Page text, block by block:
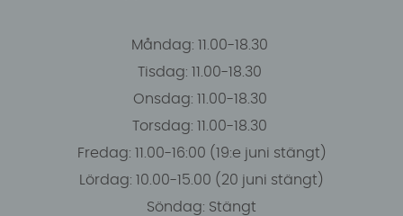
Måndag: 11.00-18.30
Tisdag: 11.00-18.30
Onsdag: 11.00-18.30
Torsdag: 11.00-18.30
Fredag: 11.00-16:00 (19:e juni stängt)
Lördag: 10.00-15.00 (20 juni stängt)
Söndag: Stängt